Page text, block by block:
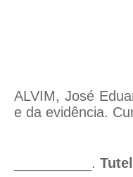
ALVIM, José
e da evidência.
__________.